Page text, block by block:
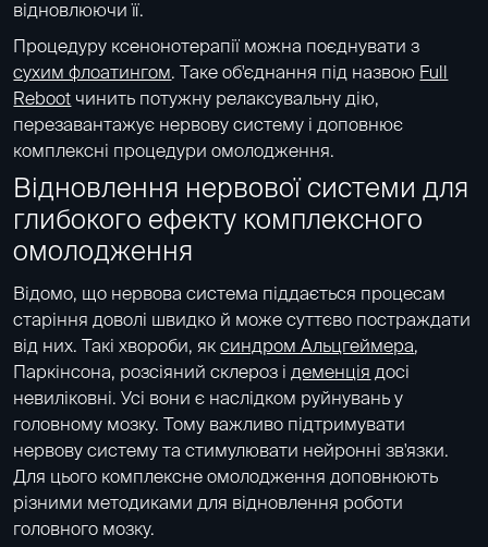
відновлюючи її.
Процедуру ксенонотерапії можна поєднувати з
сухим флоатингом . Таке об'єднання під назвою Full
Reboot чинить потужну релаксувальну дію,
перезавантажує нервову систему і доповнює
комплексні процедури омолодження.
Відновлення нервової системи для
глибокого ефекту комплексного
омолодження
Відомо, що нервова система піддається процесам
старіння доволі швидко й може суттєво постраждати
від них. Такі хвороби, яксиндром Альцгеймера,
Паркінсона, розсіяний склероз і деменція досі
невиліковні. Усі вони є наслідком руйнувань у
головному мозку. Тому важливо підтримувати
нервову систему та стимулювати нейронні зв'язки.
Для цього комплексне омолодження доповнюють
різними методиками для відновлення роботи
головного мозку.